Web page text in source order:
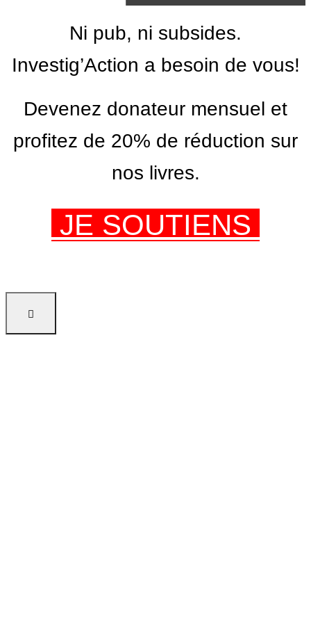
Ni pub, ni subsides.
Investig’Action a besoin de vous!
Devenez donateur mensuel et
profitez de 20% de réduction sur
nos livres.
JE SOUTIENS